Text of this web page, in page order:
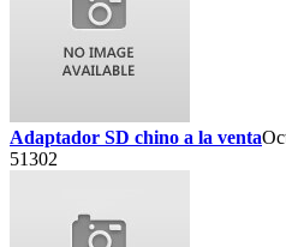
Adaptador SD chino a la venta
51302